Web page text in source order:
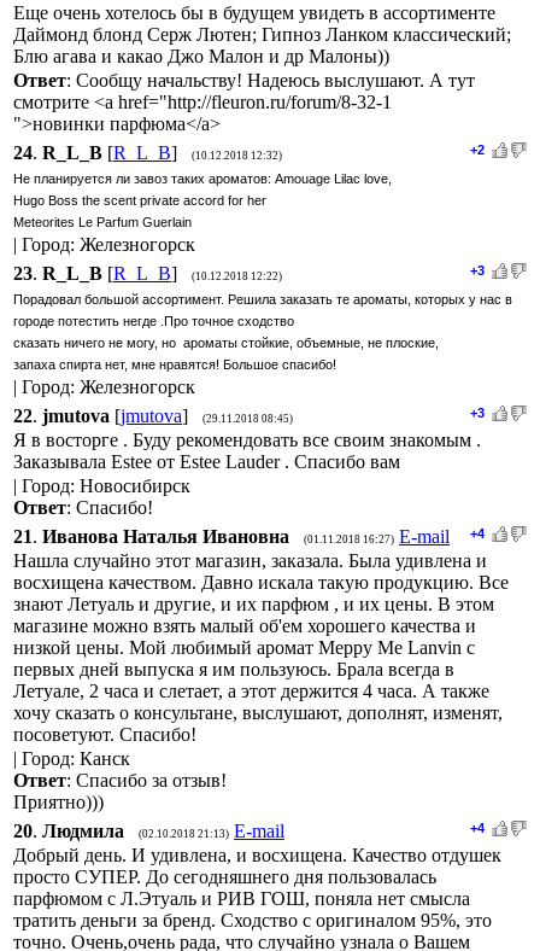
Еще очень хотелось бы в будущем увидеть в ассортименте
Даймонд блонд Серж Лютен; Гипноз Ланком классический;
Блю агава и какао Джо Малон и др Малоны))
Ответ: Сообщу начальству! Надеюсь выслушают. А тут
смотрите <a href="http://fleuron.ru/forum/8-32-1
">новинки парфюма</a>
+2
24. R_L_B [R_L_B] (10.12.2018 12:32)
Не планируется ли завоз таких ароматов: Amouage Lilac love,
Hugo Boss the scent private accord for her
Meteorites Le Parfum Guerlain
| Город: Железногорск
+3
23. R_L_B [R_L_B] (10.12.2018 12:22)
Порадовал большой ассортимент. Решила заказать те ароматы, которых у нас в
городе потестить негде .Про точное сходство
сказать ничего не могу, но ароматы стойкие, объемные, не плоские,
запаха спирта нет, мне нравятся! Большое спасибо!
| Город: Железногорск
+3
22. jmutova [jmutova] (29.11.2018 08:45)
Я в восторге . Буду рекомендовать все своим знакомым .
Заказывала Estee от Estee Lauder . Спасибо вам
| Город: Новосибирск
Ответ: Спасибо!
+4
21. Иванова Наталья Ивановна (01.11.2018 16:27) E-mail
Нашла случайно этот магазин, заказала. Была удивлена и
восхищена качеством. Давно искала такую продукцию. Все
знают Летуаль и другие, и их парфюм , и их цены. В этом
магазине можно взять малый об'ем хорошего качества и
низкой цены. Мой любимый аромат Мерру Ме Lanvin с
первых дней выпуска я им пользуюсь. Брала всегда в
Летуале, 2 часа и слетает, а этот держится 4 часа. А также
хочу сказать о консультане, выслушают, дополнят, изменят,
посоветуют. Спасибо!
| Город: Канск
Ответ: Спасибо за отзыв!
Приятно)))
+4
20. Людмила (02.10.2018 21:13) E-mail
Добрый день. И удивлена, и восхищена. Качество отдушек
просто СУПЕР. До сегодняшнего дня пользовалась
парфюмом с Л.Этуаль и РИВ ГОШ, поняла нет смысла
тратить деньги за бренд. Сходство с оригиналом 95%, это
точно. Очень,очень рада, что случайно узнала о Вашем